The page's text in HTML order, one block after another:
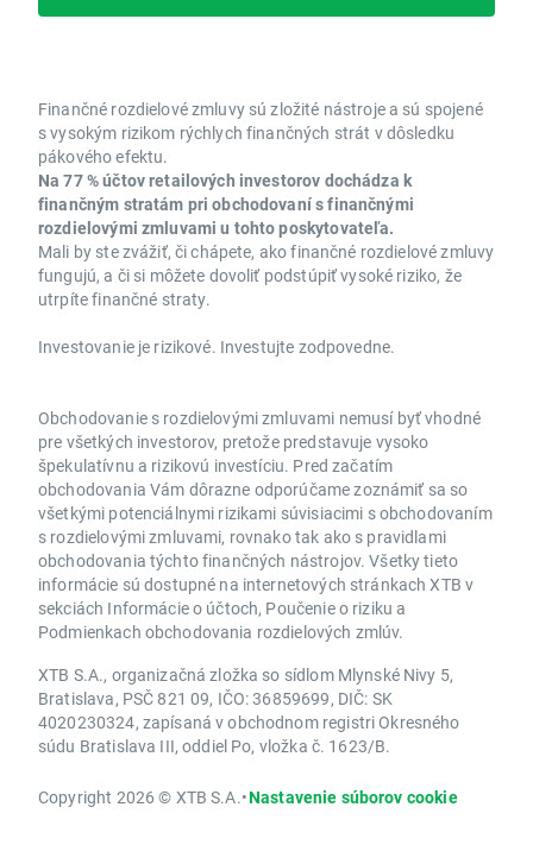
Finančné rozdielové zmluvy sú zložité nástroje a sú spojené
s vysokým rizikom rýchlych finančných strát v dôsledku
pákového efektu.
Na 77 % účtov retailových investorov dochádza k
finančným stratám pri obchodovaní s finančnými
rozdielovými zmluvami u tohto poskytovateľa.
Mali by ste zvážiť, či chápete, ako finančné rozdielové zmluvy
fungujú, a či si môžete dovoliť podstúpiť vysoké riziko, že
utrpíte finančné straty.
Investovanie je rizikové. Investujte zodpovedne.
Obchodovanie s rozdielovými zmluvami nemusí byť vhodné
pre všetkých investorov, pretože predstavuje vysoko
špekulatívnu a rizikovú investíciu. Pred začatím
obchodovania Vám dôrazne odporúčame zoznámiť sa so
všetkými potenciálnymi rizikami súvisiacimi s obchodovaním
s rozdielovými zmluvami, rovnako tak ako s pravidlami
obchodovania týchto finančných nástrojov. Všetky tieto
informácie sú dostupné na internetových stránkach XTB v
sekciách Informácie o účtoch, Poučenie o riziku a
Podmienkach obchodovania rozdielových zmlúv.
XTB S.A., organizačná zložka so sídlom Mlynské Nivy 5,
Bratislava, PSČ 821 09, IČO: 36859699, DIČ: SK
4020230324, zapísaná v obchodnom registri Okresného
súdu Bratislava III, oddiel Po, vložka č. 1623/B.
Copyright 2026 © XTB S.A.•Nastavenie súborov cookie